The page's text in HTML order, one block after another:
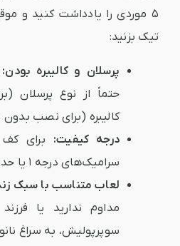
۵ موردی را یادداشت کنید و
تیک بزنید:
پرسلان و کالیبره بودن:
حتماً از نوع پرسلان
کالیبره (برای نصب
درجه کیفیت: برای
سرامیک‌های درجه ۱ یا حداکثر درجه ۲ بروید.
لعاب متناسب با سبک
مداوم ندارید یا
سوپرپولیش، به سراغ